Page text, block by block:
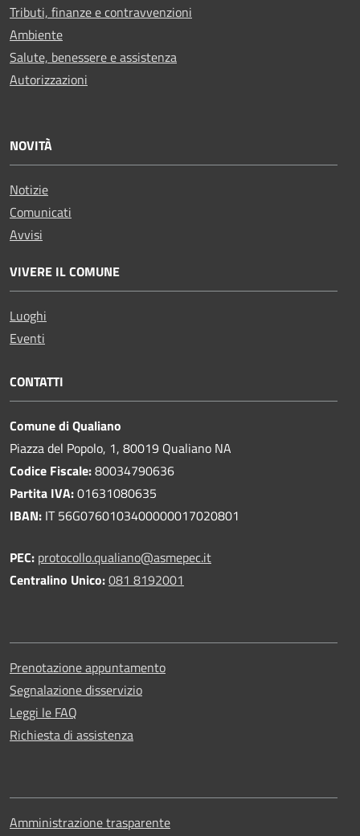
Tributi, finanze e contravvenzioni
Ambiente
Salute, benessere e assistenza
Autorizzazioni
NOVITÀ
Notizie
Comunicati
Avvisi
VIVERE IL COMUNE
Luoghi
Eventi
CONTATTI
Comune di Qualiano
Piazza del Popolo, 1, 80019 Qualiano NA
Codice Fiscale:80034790636
Partita IVA:01631080635
IBAN: IT 56G0760103400000017020801
PEC: protocollo.qualiano@asmepec.it
Centralino Unico:081 8192001
Prenotazione appuntamento
Segnalazione disservizio
Leggi le FAQ
Richiesta di assistenza
Amministrazione trasparente